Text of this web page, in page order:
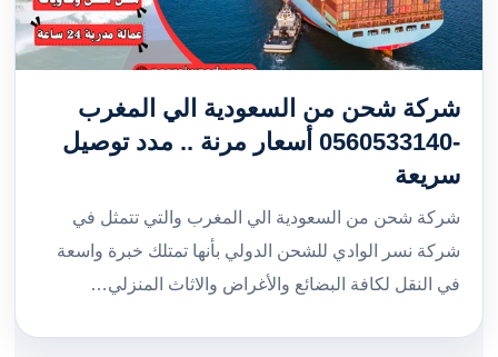
شركة شحن من السعودية الي المغرب
-0560533140 أسعار مرنة .. مدد توصيل
سريعة
شركة شحن من السعودية الي المغرب والتي تتمثل في
شركة نسر الوادي للشحن الدولي بأنها تمتلك خبرة واسعة
في النقل لكافة البضائع والأغراض والاثاث المنزلي…